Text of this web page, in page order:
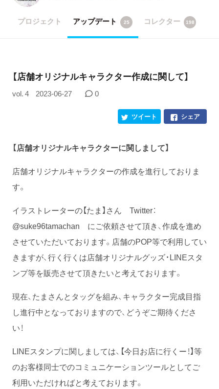
プロジェクト アップデート 25 コレクター 198
【店舗オリジナルキャラクター作成に関して】
vol. 4 2023-06-27 0
シェア
ツイート
【店舗オリジナルキャラクターに関しまして】
店舗オリジナルキャラクターの作成を進行しておりま
す。
イラストレーターの【たま】さん Twitter：
@suke96tamachan にご依頼させて頂き、作成を進め
させていただいております。店舗のPOP等で利用してい
きますが、行く行くは店舗オリジナルグッズ・LINEスタ
ンプ等を販売させて頂きたいと考えております。
現在、たまさんとタッグを組み、キャラクター完成目指
し進行中となっておりますので、どうぞご期待くださ
い！
LINEスタンプに関しましては、【今日お店に行くー！】等
のお客様同士でのコミュニケーションツールとしてご
利用いただければと考えております。